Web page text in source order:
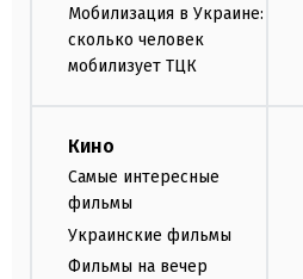
Мобилизация в Украине:
сколько человек
мобилизует ТЦК
Кино
Самые интересные
фильмы
Украинские фильмы
Фильмы на вечер